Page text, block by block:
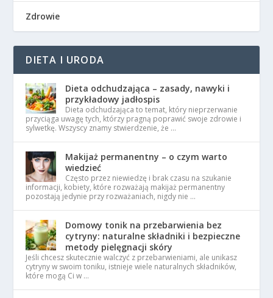
Zdrowie
DIETA I URODA
Dieta odchudzająca – zasady, nawyki i
przykładowy jadłospis
Dieta odchudzająca to temat, który nieprzerwanie
przyciąga uwagę tych, którzy pragną poprawić swoje zdrowie i
sylwetkę. Wszyscy znamy stwierdzenie, że …
Makijaż permanentny – o czym warto
wiedzieć
Często przez niewiedzę i brak czasu na szukanie
informacji, kobiety, które rozważają makijaż permanentny
pozostają jedynie przy rozważaniach, nigdy nie …
Domowy tonik na przebarwienia bez
cytryny: naturalne składniki i bezpieczne
metody pielęgnacji skóry
Jeśli chcesz skutecznie walczyć z przebarwieniami, ale unikasz
cytryny w swoim toniku, istnieje wiele naturalnych składników,
które mogą Ci w …